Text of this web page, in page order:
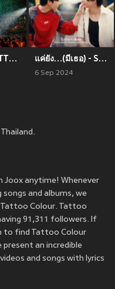
กาลครั้ง 5 (TATTOO COLOUR FEST.) [Explicit] แค่ยัง…(มีเธอ) - Single
6 Sep 2024
Joox anytime! Whenever
and albums, we
Colour. Tattoo
91,311 followers. If
to find Tattoo Colour
an incredible
and songs with lyrics